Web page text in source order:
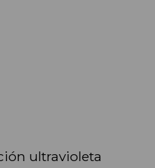
ultravioleta